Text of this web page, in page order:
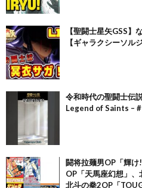
【聖闘士星矢GSS】
【ギャラクシーソル
令和時代の聖闘士伝
Legend of Saints –
闘将拉麺男OP「輝
OP「天馬座幻想」、
北斗の拳2OP「